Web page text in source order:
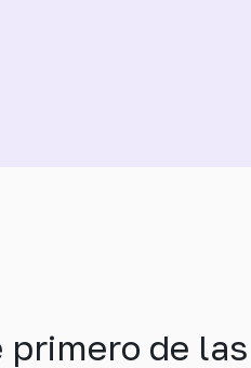
primero de